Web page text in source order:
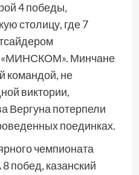
4 победы,
столицу, где 7
«МИНСКОМ». Минчане
командой, не
виктории,
Вергуна потерпели
поединках.
чемпионата
побед, казанский